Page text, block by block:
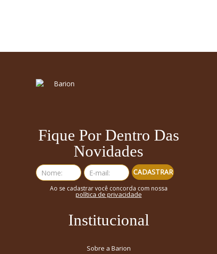
Fique Por Dentro Das
Novidades
CADASTRAR
Ao se cadastrar você concorda com nossa
política de privacidade
Institucional
Sobre a Barion